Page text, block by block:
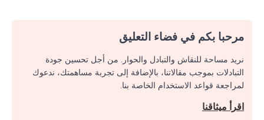
مرحبا بكم في فضاء التعليق
نريد مساحة للنقاش والتبادل والحوار. من أجل تحسين جودة
التبادلات بموجب مقالاتنا، بالإضافة إلى تجربة مساهمتك، ندعوك
لمراجعة قواعد الاستخدام الخاصة بنا.
اقرأ ميثاقنا